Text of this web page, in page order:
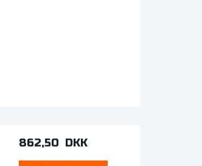
862,50 DKK